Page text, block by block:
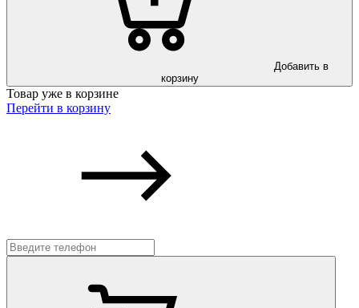
корзину
Товар уже в корзине
Перейти в корзину